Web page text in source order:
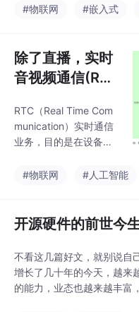
元，年均复合增长11.
实时的转发音视频多媒
话。通信业务一般都有
如下几个部分组成：呼
叫信令：用于呼叫的应
之间要协商是否建立呼
叫、数据通道的连接参
数、数据格式、数据类
叫之间对齐音频编码、
频的编解码-传
#物联网 #嵌入式
除了直播，实时
音视频通信(RT
么场景？
RTC（Real Time Com
munication）实时通信
业务，目的是在设备端
体数据，让用户能实时
云IoT联合视频云开发的
IoT设备端上的实时通讯
服务，主要面向直播，
音视频通话等各种场
景。那我们不禁要问，
RTC除了直播，RTC还
#物联网 #人工智能
开源硬件的前世今
不看这几篇好文，就别说自
增长了几十年的今天，越来
的能力，业态也越来越丰富